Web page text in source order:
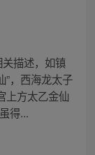
描述，如镇
”，西海龙太子
上方太乙金仙
得...